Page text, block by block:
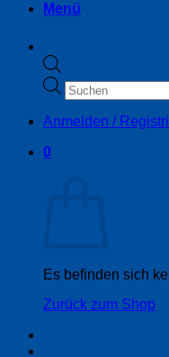
Products
search
Anmelden /
0
Es befinden sich
Zurück zum Shop
Menü